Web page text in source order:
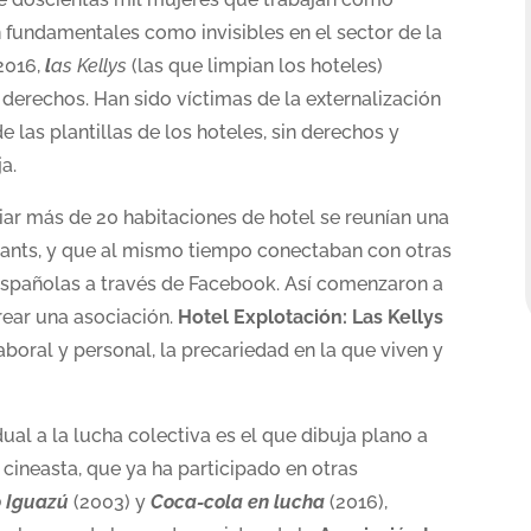
fundamentales como invisibles en el sector de la
las Kellys (las que limpian los hoteles)
Han sido víctimas de la externalización
las plantillas de los hoteles, sin derechos y
más de 20 habitaciones de hotel se reunían una
y que al mismo tiempo conectaban con otras
a través de Facebook. Así comenzaron a
una asociación. Hotel Explotación: Las Kellys
y personal, la precariedad en la que viven y
a la lucha colectiva es el que dibuja plano a
que ya ha participado en otras
Iguazú(2003) yCoca-cola en lucha (2016),